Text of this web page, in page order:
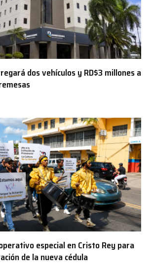
dos vehículos y RD$3 millones a
especial en Cristo Rey para
de la nueva cédula